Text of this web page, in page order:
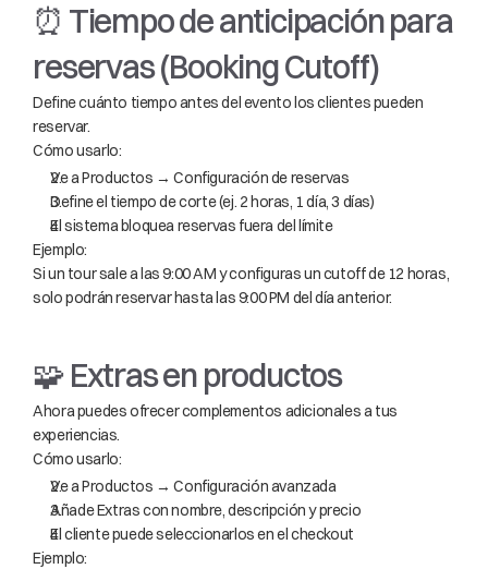
⏰ Tiempo de anticipación para
reservas (Booking Cutoff)
Define cuánto tiempo antes del evento los clientes pueden
reservar.
Cómo usarlo:
Ve a Productos → Configuración de reservas
Define el tiempo de corte (ej. 2 horas, 1 día, 3 días)
El sistema bloquea reservas fuera del límite
Ejemplo:
Si un tour sale a las 9:00 AM y configuras un cutoff de 12 horas,
solo podrán reservar hasta las 9:00 PM del día anterior.
🧩 Extras en productos
Ahora puedes ofrecer complementos adicionales a tus
experiencias.
Cómo usarlo:
Ve a Productos → Configuración avanzada
Añade Extras con nombre, descripción y precio
El cliente puede seleccionarlos en el checkout
Ejemplo: